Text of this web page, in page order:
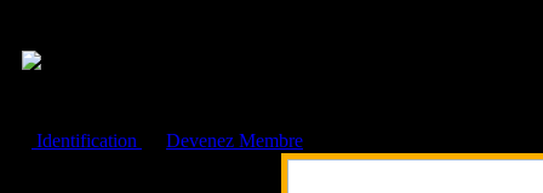
Identification
Devenez Membre